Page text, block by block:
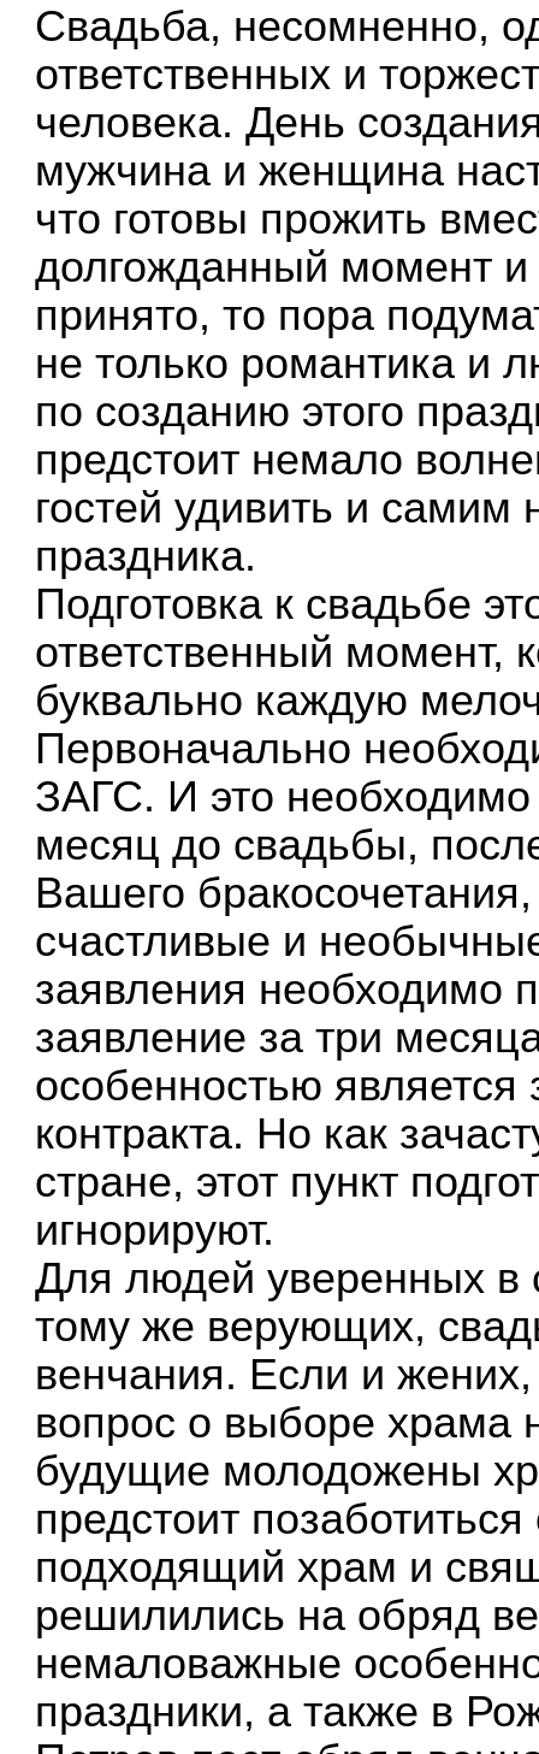
Свадьба, несомненно,
ответственных и
человека. День
мужчина и женщина
что готовы прожить
долгожданный момент
принято, то пора
не только романтика и
по созданию этого
предстоит немало
гостей удивить и самим
праздника.
Подготовка к свадьбе
ответственный момент,
буквально каждую
Первоначально
ЗАГС. И это
месяц до свадьбы,
Вашего
счастливые и
заявления необходимо
заявление за три
особенностью является
контракта. Но как
стране, этот пункт
игнорируют.
Для людей уверенных в
тому же верующих,
венчания. Если и
вопрос о выборе храма
будущие молодожены
предстоит
подходящий храм и
решилились на обряд
немаловажные
праздники, а также в